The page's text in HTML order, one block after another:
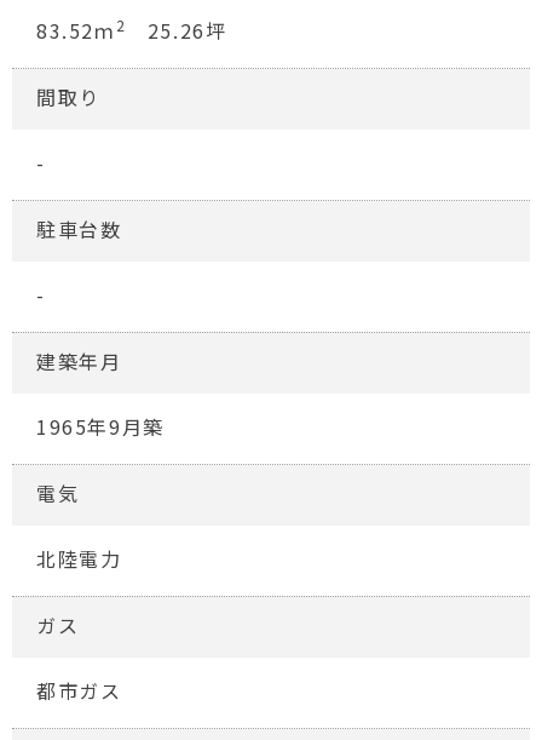
83.52ｍ 2 25.26坪
間取り
-
駐車台数
-
建築年月
1965年9月築
電気
北陸電力
ガス
都市ガス